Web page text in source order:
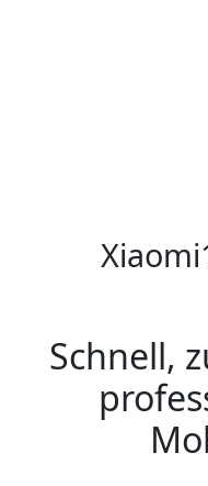
Schnell,